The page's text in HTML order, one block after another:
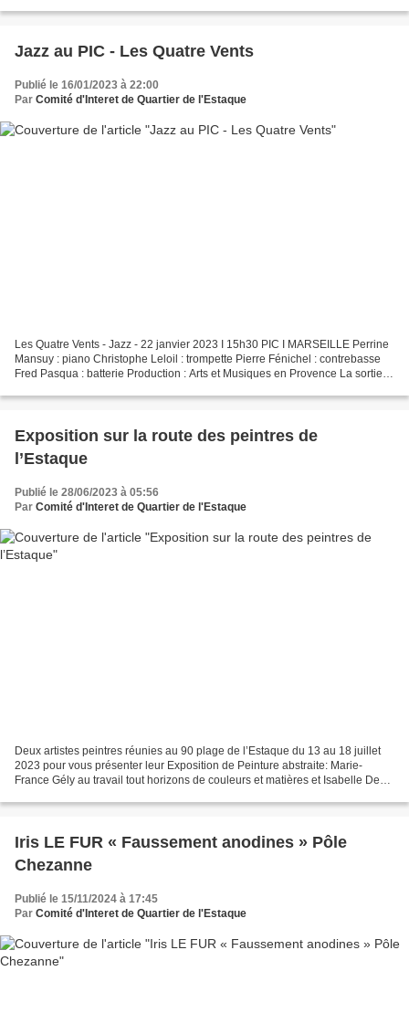
Jazz au PIC - Les Quatre Vents
Publié le 16/01/2023 à 22:00
Par Comité d'Interet de Quartier de l'Estaque
Les Quatre Vents - Jazz - 22 janvier 2023 I 15h30 PIC I MARSEILLE Perrine
Mansuy : piano Christophe Leloil : trompette Pierre Fénichel : contrebasse
Fred Pasqua : batterie Production : Arts et Musiques en Provence La sortie
Exposition sur la route des peintres de
l’Estaque
Publié le 28/06/2023 à 05:56
Par Comité d'Interet de Quartier de l'Estaque
Deux artistes peintres réunies au 90 plage de l’Estaque du 13 au 18 juillet
2023 pour vous présenter leur Exposition de Peinture abstraite: Marie-
France Gély au travail tout horizons de couleurs et matières et Isabelle De
Iris LE FUR « Faussement anodines » Pôle
Chezanne
Publié le 15/11/2024 à 17:45
Par Comité d'Interet de Quartier de l'Estaque